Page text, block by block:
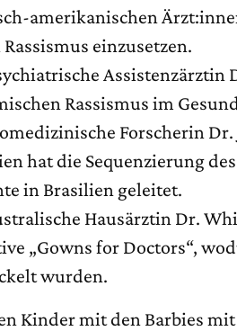
amerikanischen
Rassismus einzusetzen.
Assistenzärztin
Rassismus im
Forscherin Dr.
hat die Sequenzierung
in Brasilien geleitet.
Hausärztin Dr.
„Gowns for Doctors“,
wurden.
Kinder mit den Barbies